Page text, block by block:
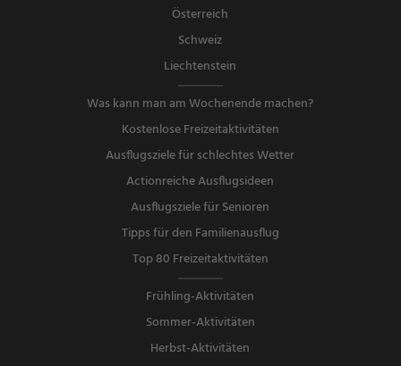
Österreich
Schweiz
Liechtenstein
Was kann man am Wochenende machen?
Kostenlose Freizeitaktivitäten
Ausflugsziele für schlechtes Wetter
Actionreiche Ausflugsideen
Ausflugsziele für Senioren
Tipps für den Familienausflug
Top 80 Freizeitaktivitäten
Frühling-Aktivitäten
Sommer-Aktivitäten
Herbst-Aktivitäten